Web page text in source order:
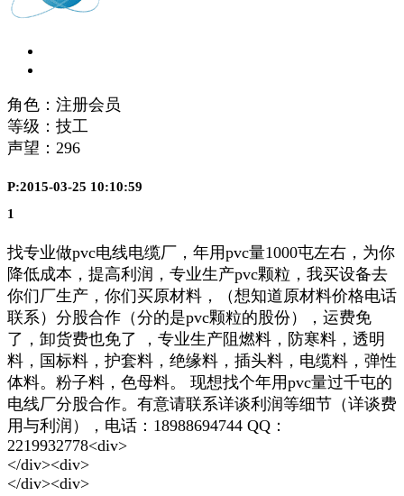
角色：注册会员
等级：技工
声望： 296
P:2015-03-25 10:10:59
1
找专业做pvc电线电缆厂，年用pvc量1000屯左右，为你
降低成本，提高利润，专业生产pvc颗粒，我买设备去
你们厂生产，你们买原材料，（想知道原材料价格电话
联系）分股合作（分的是pvc颗粒的股份），运费免
了，卸货费也免了 ，专业生产阻燃料，防寒料，透明
料，国标料，护套料，绝缘料，插头料，电缆料，弹性
体料。粉子料，色母料。 现想找个年用pvc量过千屯的
电线厂分股合作。有意请联系详谈利润等细节（详谈费
用与利润），电话：18988694744 QQ：
2219932778<div>
</div><div>
</div><div>